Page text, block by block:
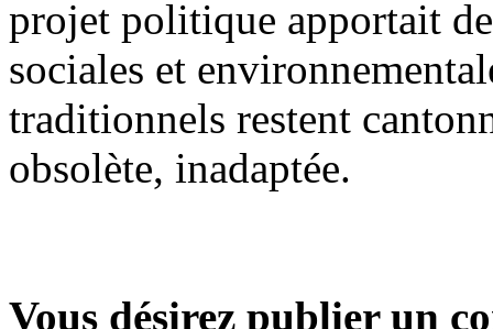
projet politique apportait
sociales et
traditionnels restent
obsolète, inadaptée.
Vous désirez publier un